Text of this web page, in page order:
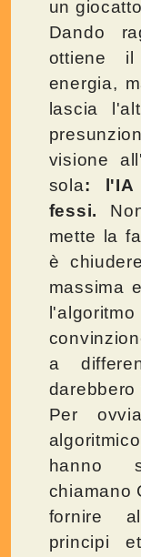
un
Dando
ottiene il
energia,
lascia
visione
sola: l'IA
fessi.
mette la
è
massima
a
darebbero
Per
hanno
chiamano
fornire
principi